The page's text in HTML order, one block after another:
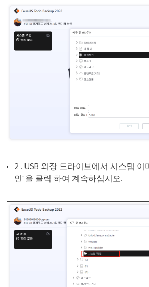
2 . USB 외장 드라이브에서 시스템
인"을 클릭 하여 계속하십시오.